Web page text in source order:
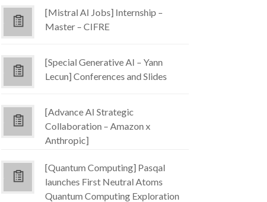
[Mistral AI Jobs] Internship –
Master – CIFRE
[Special Generative AI – Yann
Lecun] Conferences and Slides
[Advance AI Strategic
Collaboration – Amazon x
Anthropic]
[Quantum Computing] Pasqal
launches First Neutral Atoms
Quantum Computing Exploration